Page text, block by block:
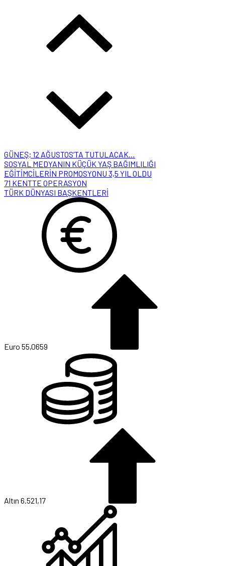
GÜNEŞ; 12 AĞUSTOS’TA TUTULACAK…
SOSYAL MEDYANIN KÜÇÜK YAŞ BAĞIMLILIĞI
EĞİTİMCİLERİN PROMOSYONU 3,5 YIL OLDU
71 KENTTE OPERASYON
TÜRK DÜNYASI BAŞKENTLERİ
Euro 55,0659
Altın 6.521,17